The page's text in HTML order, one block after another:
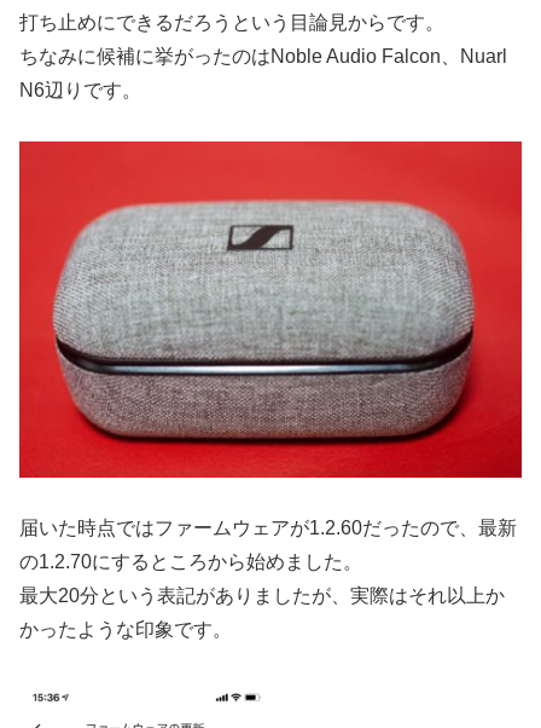
打ち止めにできるだろうという目論見からです。
ちなみに候補に挙がったのはNoble Audio Falcon、Nuarl
N6辺りです。
届いた時点ではファームウェアが1.2.60だったので、最新
の1.2.70にするところから始めました。
最大20分という表記がありましたが、実際はそれ以上か
かったような印象です。